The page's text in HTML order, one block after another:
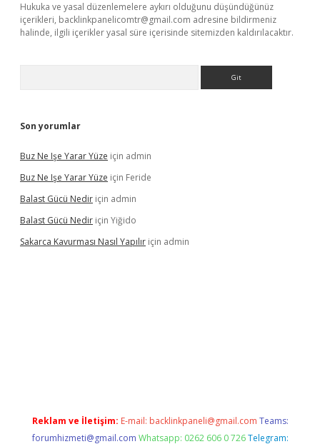
Hukuka ve yasal düzenlemelere aykırı olduğunu düşündüğünüz
içerikleri, backlinkpanelicomtr@gmail.com adresine bildirmeniz
halinde, ilgili içerikler yasal süre içerisinde sitemizden kaldırılacaktır.
Son yorumlar
Buz Ne Işe Yarar Yüze için admin
Buz Ne Işe Yarar Yüze için Feride
Balast Gücü Nedir için admin
Balast Gücü Nedir için Yiğido
Sakarca Kavurması Nasıl Yapılır için admin
Reklam ve İletişim: E-mail: backlinkpaneli@gmail.com Teams:
forumhizmeti@gmail.com Whatsapp: 0262 606 0 726 Telegram: